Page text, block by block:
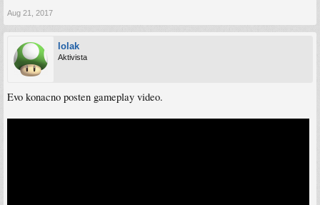
Aug 21, 2017
lolak
Aktivista
Evo konacno posten gameplay video.